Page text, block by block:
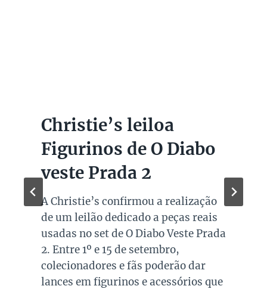
Christie’s leiloa
Figurinos de O Diabo
veste Prada 2
A Christie’s confirmou a realização
de um leilão dedicado a peças reais
usadas no set de O Diabo Veste Prada
2. Entre 1º e 15 de setembro,
colecionadores e fãs poderão dar
lances em figurinos e acessórios que